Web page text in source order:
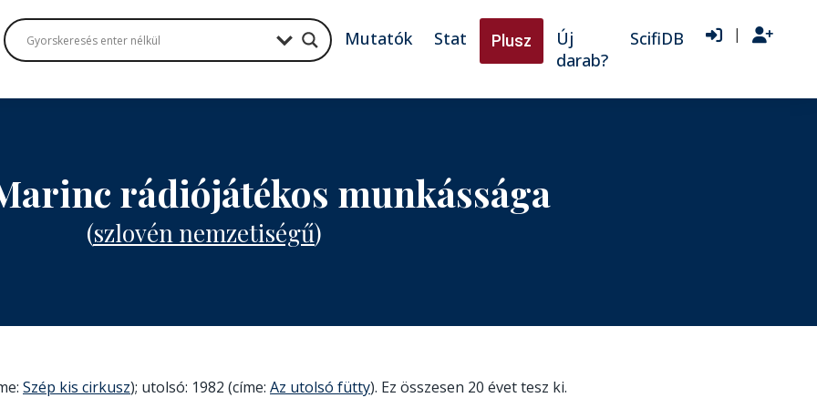
Mutatók Stat Plusz
Új
darab?
ScifiDB |
rádiójátékos munkássága
(szlovén nemzetiségű)
Szép kis cirkusz); utolsó: 1982 (címe: Az utolsó fütty). Ez összesen 20 évet tesz ki.